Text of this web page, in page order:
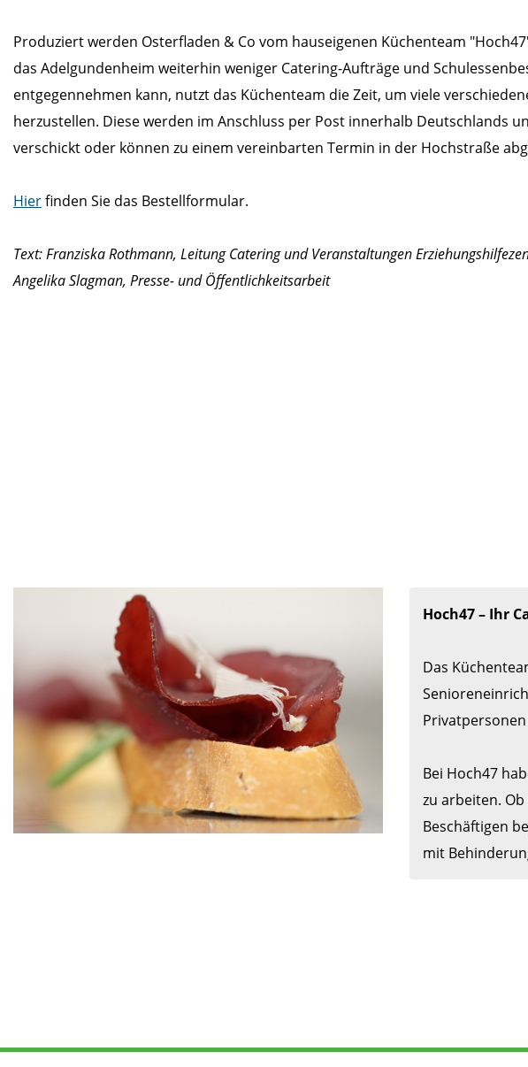
Produziert werden Osterfladen & Co vom hauseigenen Küchenteam
das Adelgundenheim weiterhin weniger Catering-Aufträge und
entgegennehmen kann, nutzt das Küchenteam die Zeit, um viele
herzustellen. Diese werden im Anschluss per Post innerhalb Deutschlands
verschickt oder können zu einem vereinbarten Termin in der Hochstraße
Hierfinden Sie das Bestellformular.
Text: Franziska Rothmann, Leitung Catering und Veranstaltungen
Angelika Slagman, Presse- und Öffentlichkeitsarbeit
Hoch47 – Ihr
Das
Bei Hoch47
zu arbeiten.
Beschäftigen
mit